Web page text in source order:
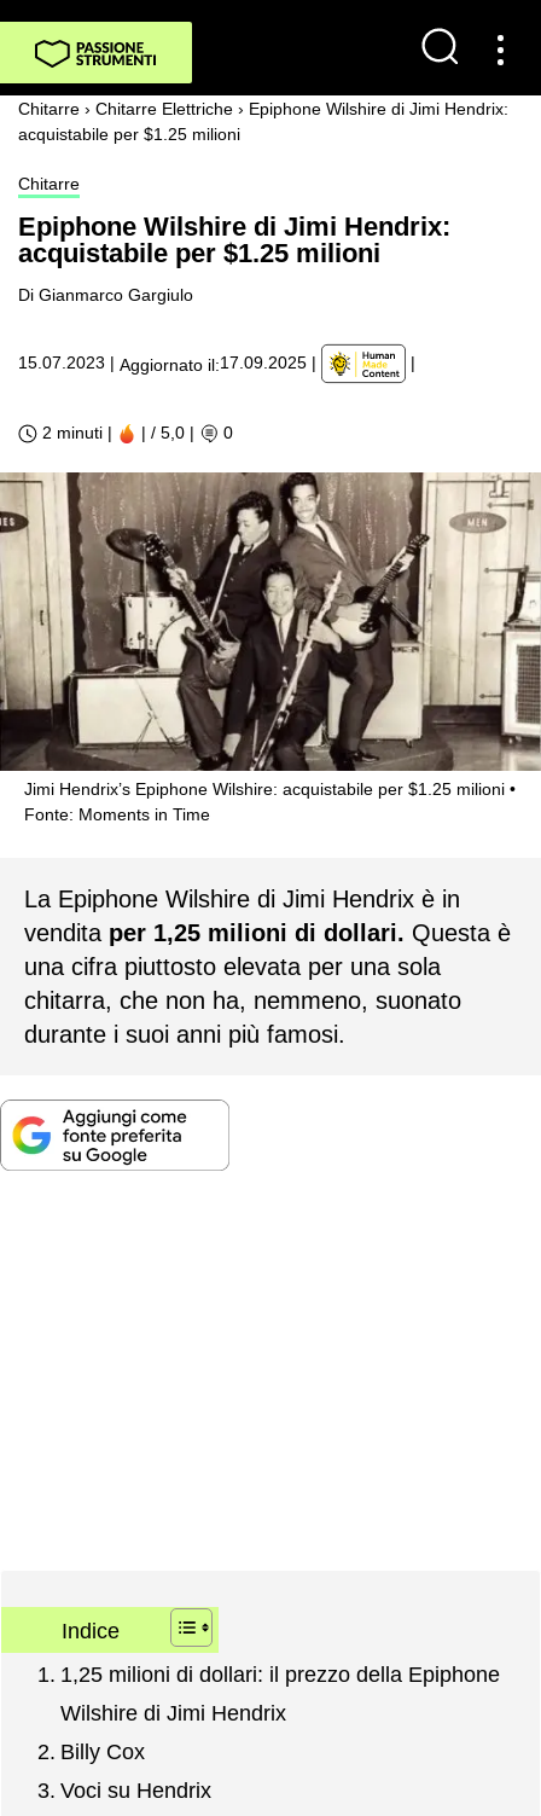
Chitarre › Chitarre Elettriche › Epiphone Wilshire di Jimi Hendrix:
acquistabile per $1.25 milioni
Chitarre
Epiphone Wilshire di Jimi Hendrix:
acquistabile per $1.25 milioni
Di Gianmarco Gargiulo
15.07.2023 | Aggiornato il:17.09.2025 | |
2 minuti | | / 5,0 | 0
Jimi Hendrix’s Epiphone Wilshire: acquistabile per $1.25 milioni
Fonte: Moments in Time
La Epiphone Wilshire di Jimi Hendrix è in
vendita per 1,25 milioni di dollari. Questa è
una cifra piuttosto elevata per una sola
chitarra, che non ha, nemmeno, suonato
durante i suoi anni più famosi.
Indice
1,25 milioni di dollari: il prezzo della Epiphone
Wilshire di Jimi Hendrix
Billy Cox
Voci su Hendrix